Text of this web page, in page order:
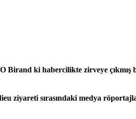
ki habercilikte zirveye çıkmış
ziyareti sırasındaki medya